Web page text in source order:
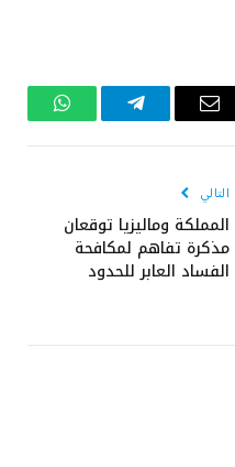
البريد
تيلقرام واتساب
التالي
المملكة وماليزيا توقعان
مذكرة تفاهم لمكافحة
الفساد العابر للحدود